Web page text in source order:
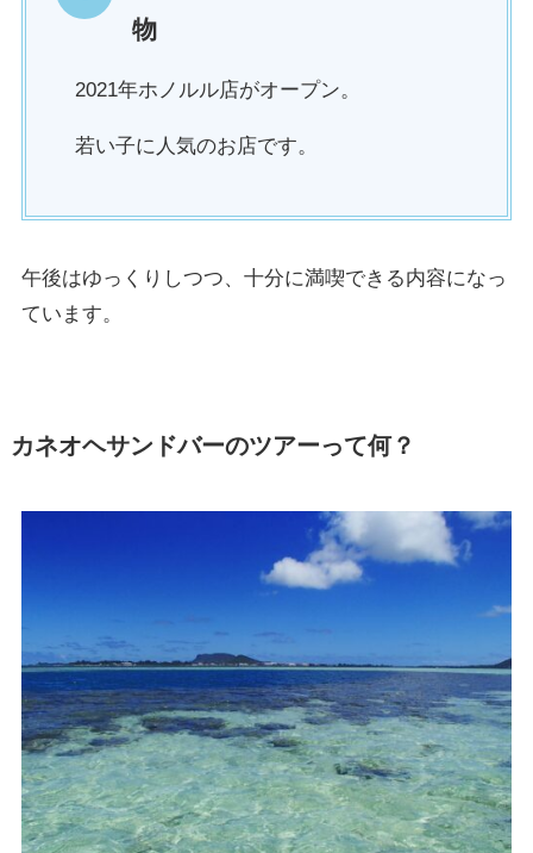
物
2021年ホノルル店がオープン。
若い子に人気のお店です。
午後はゆっくりしつつ、十分に満喫できる内容になっ
ています。
カネオヘサンドバーのツアーって何？